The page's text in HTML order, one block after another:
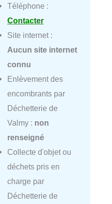
Téléphone :
Contacter
Site internet :
Aucun site internet
connu
Enlèvement des
encombrants par
Déchetterie de
Valmy : non
renseigné
Collecte d'objet ou
déchets pris en
charge par
Déchetterie de